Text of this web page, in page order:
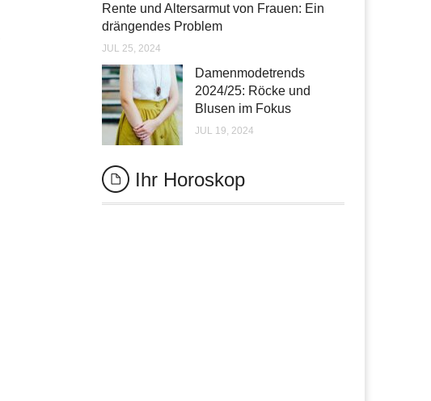
Rente und Altersarmut von Frauen: Ein
drängendes Problem
JUL 25, 2024
Damenmodetrends
2024/25: Röcke und
Blusen im Fokus
JUL 19, 2024
Ihr Horoskop